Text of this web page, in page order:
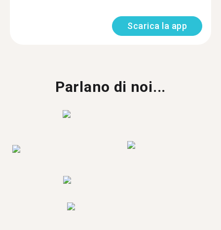
Scarica la app
Parlano di noi...